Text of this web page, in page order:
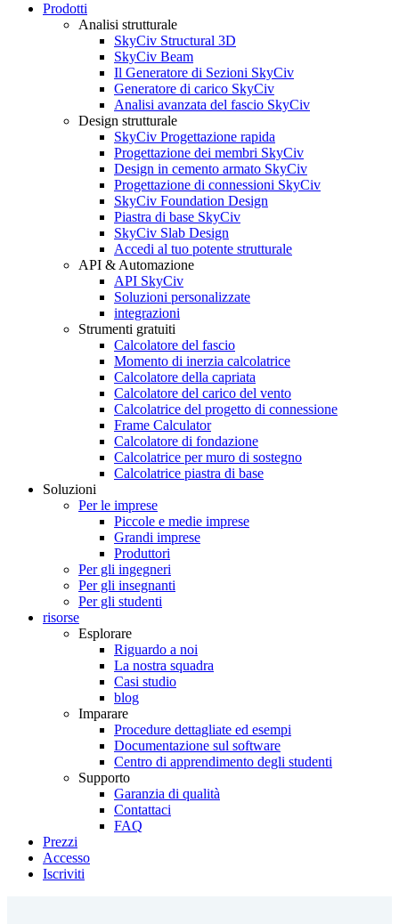
Prodotti
Analisi strutturale
SkyCiv Structural 3D
SkyCiv Beam
Il Generatore di Sezioni SkyCiv
Generatore di carico SkyCiv
Analisi avanzata del fascio SkyCiv
Design strutturale
SkyCiv Progettazione rapida
Progettazione dei membri SkyCiv
Design in cemento armato SkyCiv
Progettazione di connessioni SkyCiv
SkyCiv Foundation Design
Piastra di base SkyCiv
SkyCiv Slab Design
Accedi al tuo potente strutturale
API & Automazione
API SkyCiv
Soluzioni personalizzate
integrazioni
Strumenti gratuiti
Calcolatore del fascio
Momento di inerzia calcolatrice
Calcolatore della capriata
Calcolatore del carico del vento
Calcolatrice del progetto di connessione
Frame Calculator
Calcolatore di fondazione
Calcolatrice per muro di sostegno
Calcolatrice piastra di base
Soluzioni
Per le imprese
Piccole e medie imprese
Grandi imprese
Produttori
Per gli ingegneri
Per gli insegnanti
Per gli studenti
risorse
Esplorare
Riguardo a noi
La nostra squadra
Casi studio
blog
Imparare
Procedure dettagliate ed esempi
Documentazione sul software
Centro di apprendimento degli studenti
Supporto
Garanzia di qualità
Contattaci
FAQ
Prezzi
Accesso
Iscriviti